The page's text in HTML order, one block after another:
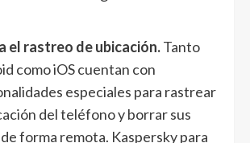
el rastreo de ubicación.Tanto
como iOS cuentan con
especiales para rastrear
del teléfono y borrar sus
forma remota. Kaspersky para